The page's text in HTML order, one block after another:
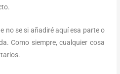
no se si añadiré aquí esa parte o
Como siempre, cualquier cosa